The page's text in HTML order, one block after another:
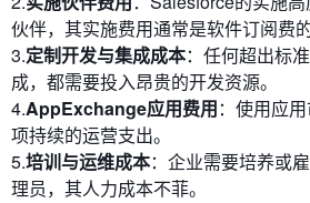
伙伴，其实施费用通常是软件订阅费
3.定制开发与集成成本：任何超出标
成，都需要投入昂贵的开发资源。
4.AppExchange应用费用：使用应
项持续的运营支出。
5.培训与运维成本：企业需要培养或
理员，其人力成本不菲。